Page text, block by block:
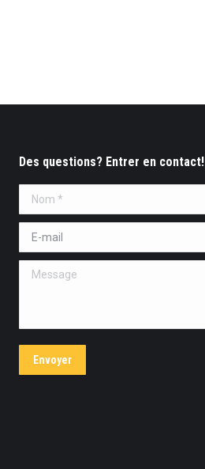
Des questions? Entrer en contact!
Nom *
E-mail *
Message
Envoyer